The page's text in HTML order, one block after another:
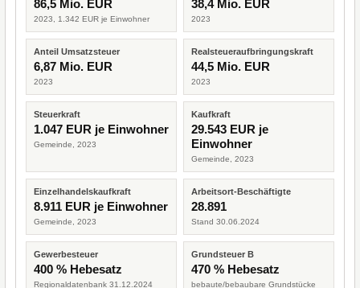
86,5 Mio. EUR
2023, 1.342 EUR je Einwohner
38,4 Mio. EUR
2023
Anteil Umsatzsteuer
6,87 Mio. EUR
2023
Realsteueraufbringungskraft
44,5 Mio. EUR
2023
Steuerkraft
1.047 EUR je Einwohner
Gemeinde, 2023
Kaufkraft
29.543 EUR je
Einwohner
Gemeinde, 2023
Einzelhandelskaufkraft
8.911 EUR je Einwohner
Gemeinde, 2023
Arbeitsort-Beschäftigte
28.891
Stand 30.06.2024
Gewerbesteuer
400 % Hebesatz
Regionaldatenbank 31.12.2024
Grundsteuer B
470 % Hebesatz
bebaute/bebaubare Grundstücke